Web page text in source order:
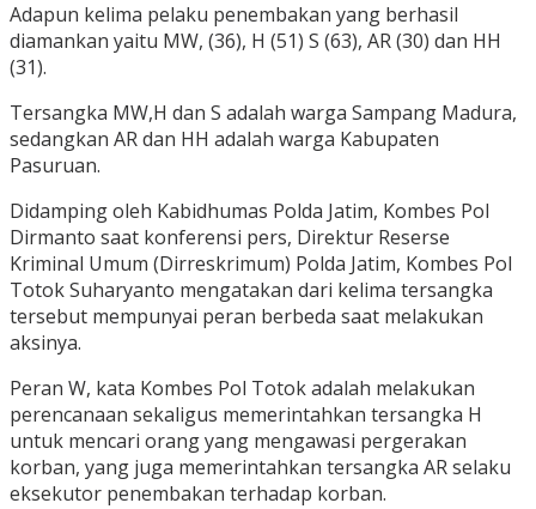
Adapun kelima pelaku penembakan yang berhasil
diamankan yaitu MW, (36), H (51) S (63), AR (30) dan HH
(31).
Tersangka MW,H dan S adalah warga Sampang Madura,
sedangkan AR dan HH adalah warga Kabupaten
Pasuruan.
Didamping oleh Kabidhumas Polda Jatim, Kombes Pol
Dirmanto saat konferensi pers, Direktur Reserse
Kriminal Umum (Dirreskrimum) Polda Jatim, Kombes Pol
Totok Suharyanto mengatakan dari kelima tersangka
tersebut mempunyai peran berbeda saat melakukan
aksinya.
Peran W, kata Kombes Pol Totok adalah melakukan
perencanaan sekaligus memerintahkan tersangka H
untuk mencari orang yang mengawasi pergerakan
korban, yang juga memerintahkan tersangka AR selaku
eksekutor penembakan terhadap korban.